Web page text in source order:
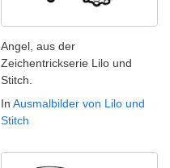
Angel, aus der
Zeichentrickserie Lilo und
Stitch.
In Ausmalbilder von Lilo und
Stitch